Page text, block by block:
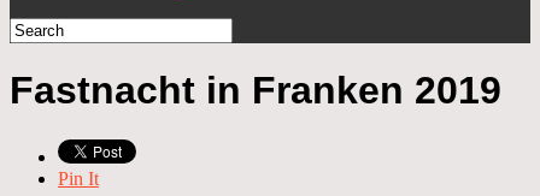
Fastnacht in Franken 2019
Pin It